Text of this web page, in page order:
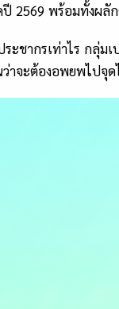
ปี 2569 พร้อมทั้งผลั
ชากรเท่าไร กลุ่
าจะต้องอพยพไป